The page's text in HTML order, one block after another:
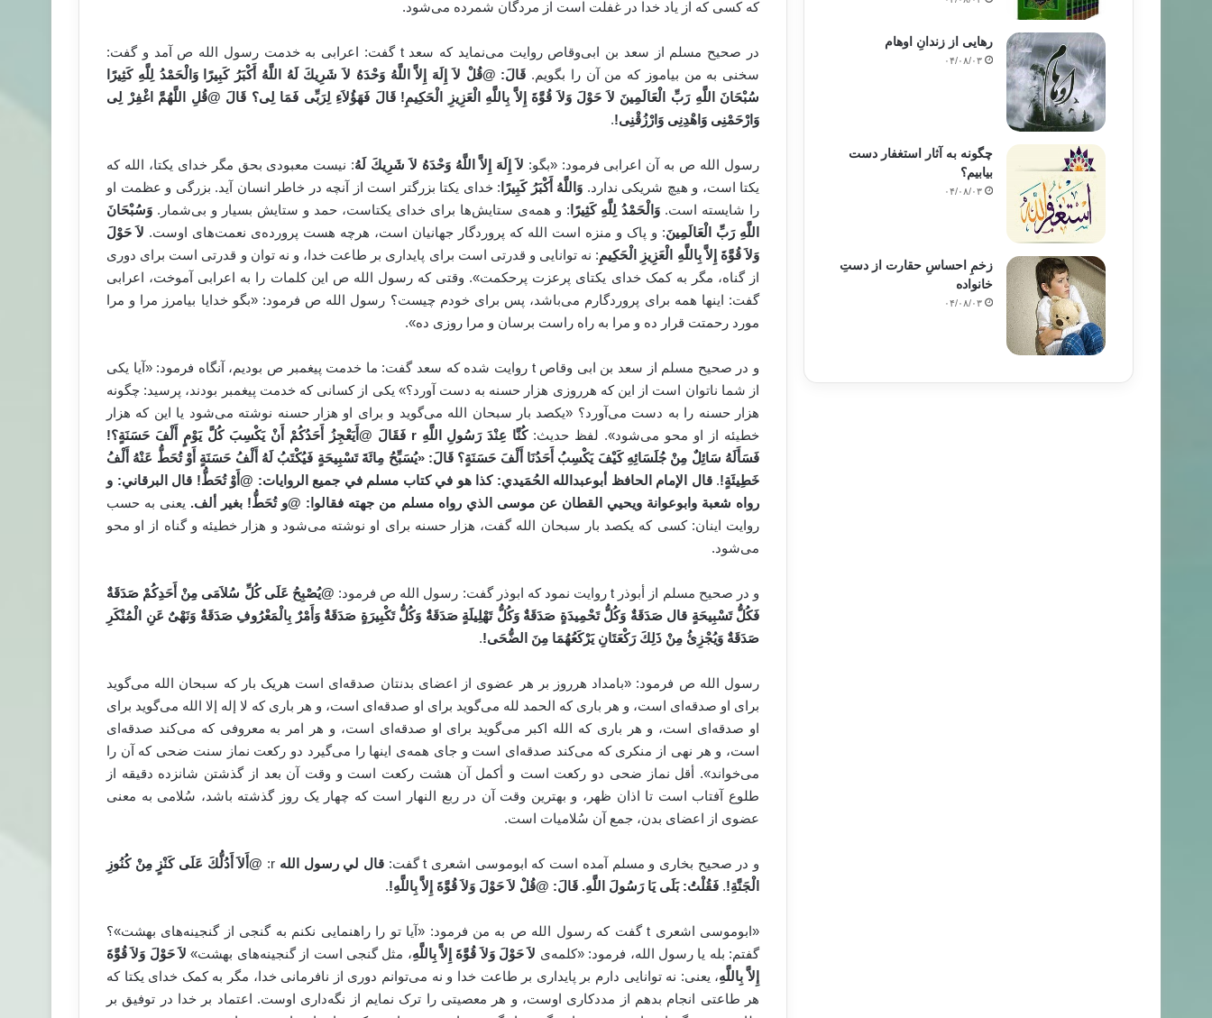
که کسی که از یاد خدا در غفلت است از مردگان شمرده می‌شود.
در صحیح مسلم از سعد بن ابی‌وقاص روایت می‌نماید که سعد t گفت: اعرابی به خدمت رسول الله ص آمد و گفت:
سخنی به من بیاموز که من آن را بگویم. قَالَ: @قُلْ لاَ إِلَهَ إِلاَّ اللَّهُ وَحْدَهُ لاَ شَرِيكَ لَهُ اللَّهُ أَكْبَرُ كَبِيرًا وَالْحَمْدُ لِلَّهِ كَثِيرًا
سُبْحَانَ اللَّهِ رَبِّ
الْعَالَمِينَ لاَ حَوْلَ وَلاَ قُوَّةَ إِلاَّ بِاللَّهِ الْعَزِيزِ الْحَكِيمِ!قَالَ فَهَؤُلاَءِ لِرَبِّى فَمَا لِى؟ قَالَ @قُلِ اللَّهُمَّ اغْفِرْ لِى
وَارْحَمْنِى وَاهْدِنِى وَارْزُقْنِى!
.
رسول الله ص به آن اعرابی فرمود: «بگو: لاَ إِلَهَ إِلاَّ اللَّهُ وَحْدَهُ لاَ شَرِيكَ لَهُ: نیست معبودی بحق مگر خدای یکتا، الله که
یکتا است، و هیچ شریکی ندارد. و َاللَّهُ أَكْبَرُ كَبِيرًا : خدای یکتا بزرگتر است از آنچه در خاطر انسان آید. بزرگی و عظمت او
را شایسته است. وَالْحَمْدُ لِلَّهِ كَثِيرًا : و همه‌ی ستایش‌ها برای خدای یکتاست، حمد و ستایش بسیار و بی‌شمار. وَسُبْحَانَ
اللَّهِ رَبِّ الْعَالَمِينَ: و پاک و منزه است الله که پروردگار جهانیان است، هرچه هست پرورده‌ی نعمت‌های اوست. لاَ حَوْلَ
وَلاَ قُوَّةَ إِلاَّ بِاللَّهِ الْعَزِيزِ الْحَكِيمِ: نه توانایی و قدرتی است برای پایداری بر طاعت خدا، و نه توان و قدرتی است برای دوری
از گناه، مگر به کمک خدای یکتای پرعزت پرحکمت». وقتی که رسول الله ص این کلمات را به اعرابی آموخت، اعرابی
گفت: اینها همه برای پروردگارم می‌باشد، پس برای خودم چیست؟ رسول الله ص فرمود: «بگو خدایا بیامرز مرا و مرا
مورد رحمتت قرار ده و مرا به راه راست برسان و مرا روزی ده».
و در صحیح مسلم از سعد بن ابی وقاص t روایت شده که سعد گفت: ما خدمت پیغمبر ص بودیم، آنگاه فرمود: «آیا یکی
از شما ناتوان است از این که هرروزی هزار حسنه به دست آورد؟» یکی از کسانی که خدمت پیغمبر بودند، پرسید: چگونه
هزار حسنه را به دست می‌آورد؟ «یکصد بار سبحان الله می‌گوید و برای او هزار حسنه نوشته می‌شود یا این که هزار
خطیئه از او محو می‌شود». لفظ حدیث:كُنَّا عِنْدَ رَسُولِ اللَّهِr فَقَالَ @أَيَعْجِزُ أَحَدُكُمْ أَنْ يَكْسِبَ كُلَّ يَوْمٍ أَلْفَ حَسَنَةٍ؟!
فَسَأَلَهُ سَائِلٌ مِنْ جُلَسَائِهِ كَيْفَ يَكْسِبُ أَحَدُنَا أَلْفَ حَسَنَةٍ؟ قَالَ: «يُسَبِّحُ مِائَةَ تَسْبِيحَةٍ فَيُكْتَبُ لَهُ أَلْفُ حَسَنَةٍ أَوْ تُحَطُّ عَنْهُ أَلْفُ
خَطِيئَةٍ!.قال الإمام الحافظ أبوعبدالله الحُمَيدي: كذا هو في كتاب مسلم في جميع الروايات: @أَوْ تُحَطُّ! قال البرقاني: و
رواه شعبة وابوعوانة ويحيي القطان عن موسى الذي رواه مسلم من جهته فقالوا: @و تُحَطُّ! بغير ألف. یعنی به حسب
روایت اینان: کسی که یکصد بار سبحان الله گفت، هزار حسنه برای او نوشته می‌شود و هزار خطیئه و گناه از او محو
می‌شود.
و در صحیح مسلم از أبوذر t روایت نمود که ابوذر گفت: رسول الله ص فرمود: @يُصْبِحُ عَلَى كُلِّ سُلاَمَى مِنْ أَحَدِكُمْ صَدَقَةٌ
فَكُلُّ تَسْبِيحَةٍ قال صَدَقَةٌ وَكُلُّ تَحْمِيدَةٍ صَدَقَةٌ وَكُلُّ تَهْلِيلَةٍ صَدَقَةٌ وَكُلُّ تَكْبِيرَةٍ صَدَقَةٌ وَأَمْرٌ بِالْمَعْرُوفِ صَدَقَةٌ وَنَهْىٌ عَنِ الْمُنْكَرِ
صَدَقَةٌ وَيُجْزِئُ مِنْ ذَلِكَ رَكْعَتَانِ يَرْكَعُهُمَا مِنَ الضُّحَى!
.
رسول الله ص فرمود: «بامداد هرروز بر هر عضوی از اعضای بدنتان صدقه‌ای است هریک بار که سبحان الله می‌گوید
برای او صدقه‌ای است، و هر باری که الحمد لله می‌گوید برای او صدقه‌ای است، و هر باری که لا إله إلا الله می‌گوید برای
او صدقه‌ای است، و هر باری که الله اکبر می‌گوید برای او صدقه‌ای است، و هر امر به معروفی که می‌کند صدقه‌ای
است، و هر نهی از منکری که می‌کند صدقه‌ای است و جای همه‌ی اینها را می‌گیرد دو رکعت نماز سنت ضحی که آن را
می‌خواند». أقل نماز ضحی دو رکعت است و أکمل آن هشت رکعت است و وقت آن بعد از گذشتن شانزده دقیقه از
طلوع آفتاب است تا اذان ظهر، و بهترین وقت آن در ربع النهار است که چهار یک روز گذشته باشد، سُلامی به معنی
عضوی از اعضای بدن، جمع آن سُلامیات است.
و در صحیح بخاری و مسلم آمده است که ابوموسی اشعری t گفت: قال لي رسول الله @أَلاَ أَدُلُّكَ عَلَى كَنْزٍ مِنْ كُنُوزِ
الْجَنَّةِ!
. فَقُلْتُ: بَلَى يَا رَسُولَ اللَّهِ. قَالَ: @قُلْ لاَ حَوْلَ وَلاَ قُوَّةَ إِلاَّ بِاللَّهِ!
.
«ابوموسی اشعری t گفت که رسول الله ص به من فرمود: «آیا تو را راهنمایی نکنم به گنجی از گنجینه‌های بهشت»؟
گفتم: بله یا رسول الله، فرمود: «کلمه‌ی لاَ حَوْلَ وَلاَ قُوَّةَ إِلاَّ بِاللَّهِ، مثل گنجی است از گنجینه‌های بهشت» لاَ حَوْلَ وَلاَ قُوَّةَ
إِلاَّ بِاللَّهِ، یعنی: نه توانایی دارم بر پایداری بر طاعت خدا و نه می‌توانم دوری از نافرمانی خدا، مگر به کمک خدای یکتا که
هر طاعتی انجام بدهم از مددکاری اوست، و هر معصیتی را ترک نمایم از نگه‌داری اوست. اعتماد بر خدا در توفیق بر
رهایی از زندانِ اوهام
۰۴/۰۸/۰۳
چگونه به آثار استغفار دست
بیابیم؟
۰۴/۰۸/۰۳
زخمِ احساسِ حقارت از دستِ
خانواده
۰۴/۰۸/۰۳